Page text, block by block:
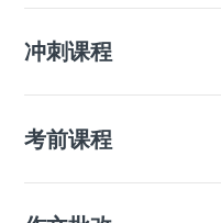
冲刺课程
考前课程